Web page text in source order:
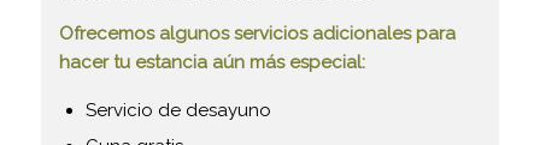
Ofrecemos algunos servicios adicionales para
hacer tu estancia aún más especial:
Servicio de desayuno